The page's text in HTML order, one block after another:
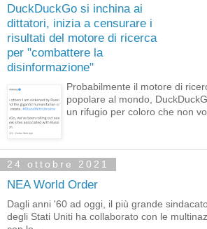
DuckDuckGo si inchina ai
dittatori, inizia a censurare i
risultati del motore di ricerca
per "combattere la
disinformazione"
Probabilmente il motore di
popolare al mondo,
un rifugio per coloro che non
24 ottobre 2021
NEA World Order
Dagli anni '60 ad oggi, il più grande
degli Stati Uniti ha collaborato con le